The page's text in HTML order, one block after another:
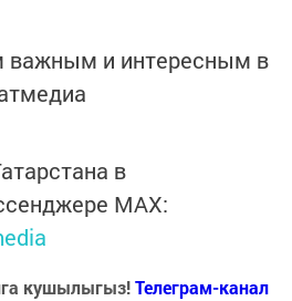
важным и интересным в
в
MАХ:
кушылыгыз!Телеграм-канал